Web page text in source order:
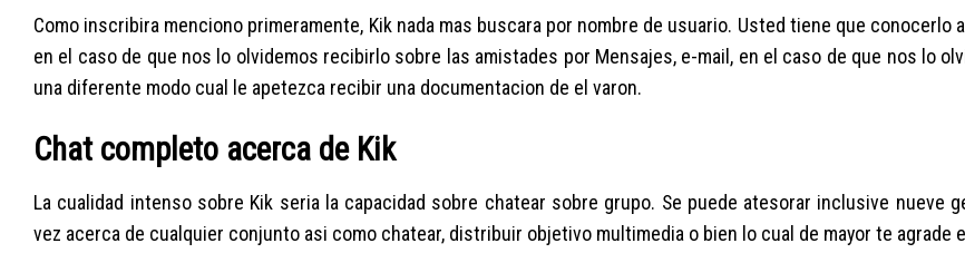
Como inscribira menciono primeramente, Kik nada mas buscara por nombre de usuario. Usted tiene que conocerlo
en el caso de que nos lo olvidemos recibirlo sobre las amistades por Mensajes, e-mail, en el caso de que nos lo
una diferente modo cual le apetezca recibir una documentacion de el varon.
Chat completo acerca de Kik
La cualidad intenso sobre Kik seri­a la capacidad sobre chatear sobre grupo. Se puede atesorar inclusive nueve
vez acerca de cualquier conjunto asi­ como chatear, distribuir objetivo multimedia o bien lo cual de mayor te agrade